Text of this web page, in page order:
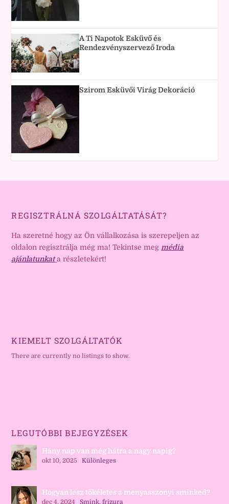
A Ti Napotok Esküvő és
Rendezvényszervező Iroda
Szirom Esküvői Virág Dekoráció
REGISZTRÁLNÁ SZOLGÁLTATÁSÁT?
Ha szeretné hogy az Ön vállalkozása is szerepeljen az
oldalon regisztrálja még ma! Tekintse meg média
ajánlatunkat a részletekért!
KIEMELT SZOLGÁLTATÓK
There are currently no listings to show.
LEGUTÓBBI BEJEGYZÉSEK
Hány nap van még hátra a nagy napig?
okt 10, 2025 |Különleges
Hogyan lesz tökéletes a menyasszonyi sminked?
dec 4, 2024 |Smink, frizura